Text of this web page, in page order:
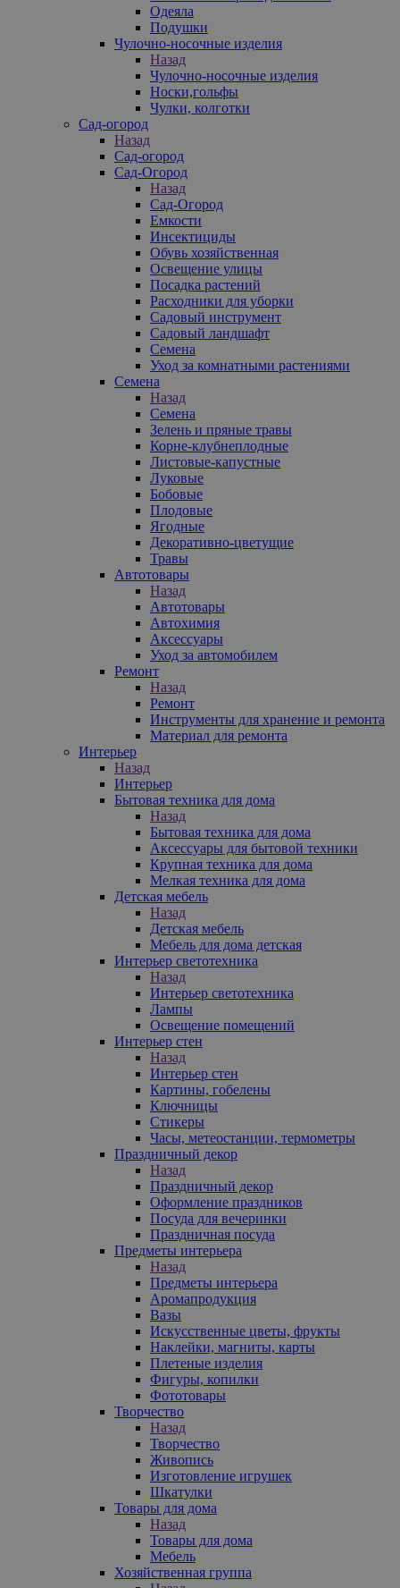
Одеяла
Подушки
Чулочно-носочные изделия
Назад
Чулочно-носочные изделия
Носки,гольфы
Чулки, колготки
Сад-огород
Назад
Сад-огород
Сад-Огород
Назад
Сад-Огород
Емкости
Инсектициды
Обувь хозяйственная
Освещение улицы
Посадка растений
Расходники для уборки
Садовый инструмент
Садовый ландшафт
Семена
Уход за комнатными растениями
Семена
Назад
Семена
Зелень и пряные травы
Корне-клубнеплодные
Листовые-капустные
Луковые
Бобовые
Плодовые
Ягодные
Декоративно-цветущие
Травы
Автотовары
Назад
Автотовары
Автохимия
Аксессуары
Уход за автомобилем
Ремонт
Назад
Ремонт
Инструменты для хранение и ремонта
Материал для ремонта
Интерьер
Назад
Интерьер
Бытовая техника для дома
Назад
Бытовая техника для дома
Аксессуары для бытовой техники
Крупная техника для дома
Мелкая техника для дома
Детская мебель
Назад
Детская мебель
Мебель для дома детская
Интерьер светотехника
Назад
Интерьер светотехника
Лампы
Освещение помещений
Интерьер стен
Назад
Интерьер стен
Картины, гобелены
Ключницы
Стикеры
Часы, метеостанции, термометры
Праздничный декор
Назад
Праздничный декор
Оформление праздников
Посуда для вечеринки
Праздничная посуда
Предметы интерьера
Назад
Предметы интерьера
Аромапродукция
Вазы
Искусственные цветы, фрукты
Наклейки, магниты, карты
Плетеные изделия
Фигуры, копилки
Фототовары
Творчество
Назад
Творчество
Живопись
Изготовление игрушек
Шкатулки
Товары для дома
Назад
Товары для дома
Мебель
Хозяйственная группа